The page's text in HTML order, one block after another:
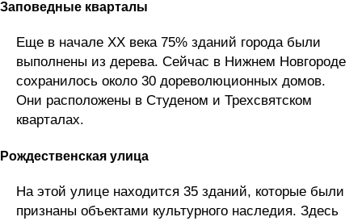
Заповедные кварталы
Еще в начале XX века 75% зданий города были
выполнены из дерева. Сейчас в Нижнем Новгороде
сохранилось около 30 дореволюционных домов.
Они расположены в Студеном и Трехсвятском
кварталах.
Рождественская улица
На этой улице находится 35 зданий, которые были
признаны объектами культурного наследия. Здесь